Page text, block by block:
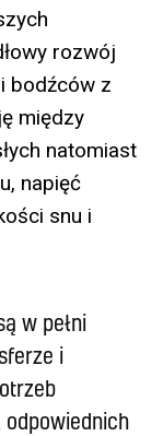
rozwój
bodźców z
między
natomiast
napięć
snu i
w pełni
i